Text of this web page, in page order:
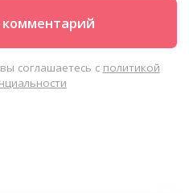
соглашаетесь с политикой